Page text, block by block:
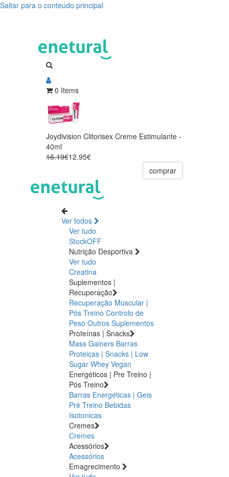
Saltar para o conteúdo principal
0 Items
Joydivision Clitorisex Creme Estimulante -
40ml
16.19€12.95€
comprar
Ver todos
Ver tudo
StockOFF
Nutrição Desportiva
Ver tudo
Creatina
Suplementos |
Recuperação
Recuperação Muscular |
Pós Treino Controlo de
Peso Outros Suplementos
Proteínas | Snacks
Mass Gainers Barras
Proteicas | Snacks | Low
Sugar Whey Vegan
Energéticos | Pre Treino |
Pós Treino
Barras Energéticas | Geis
Pré Treino Bebidas
Isotonicas
Cremes
Cremes
Acessórios
Acessórios
Emagrecimento